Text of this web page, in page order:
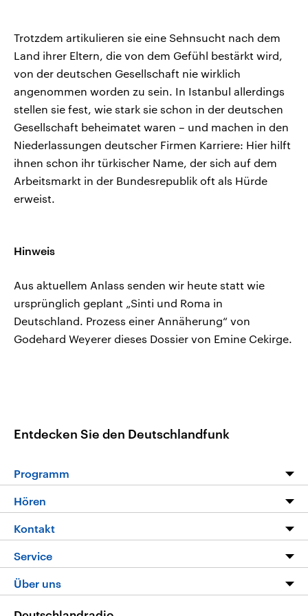
Trotzdem artikulieren sie eine Sehnsucht nach dem
Land ihrer Eltern, die von dem Gefühl bestärkt wird,
von der deutschen Gesellschaft nie wirklich
angenommen worden zu sein. In Istanbul allerdings
stellen sie fest, wie stark sie schon in der deutschen
Gesellschaft beheimatet waren – und machen in den
Niederlassungen deutscher Firmen Karriere: Hier hilft
ihnen schon ihr türkischer Name, der sich auf dem
Arbeitsmarkt in der Bundesrepublik oft als Hürde
erweist.
Hinweis
Aus aktuellem Anlass senden wir heute statt wie
ursprünglich geplant „Sinti und Roma in
Deutschland. Prozess einer Annäherung“ von
Godehard Weyerer dieses Dossier von Emine Cekirge.
Entdecken Sie den Deutschlandfunk
Programm
Programm
Die Nachrichten
Nachrichtenleicht
Neue Beiträge auf dlf.de
Hören
Livestream
Podcasts
Deutschlandfunk App
Nachrichten App
Kontakt
Hörerservice
Service
FAQ
Über uns